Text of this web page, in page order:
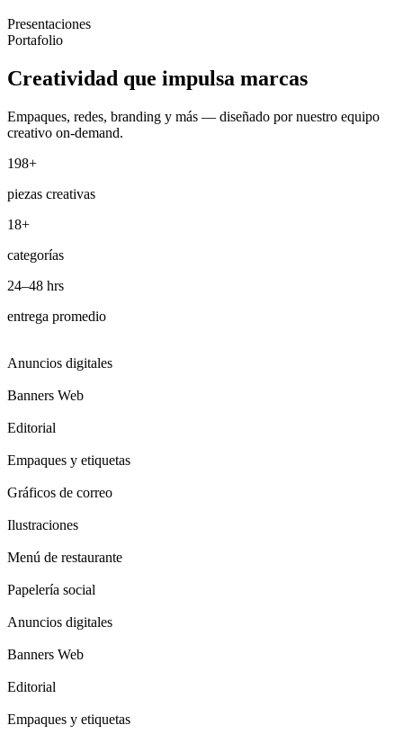
Presentaciones
Portafolio
Creatividad que impulsa marcas
Empaques, redes, branding y más — diseñado por nuestro equipo
creativo on-demand.
198+
piezas creativas
18+
categorías
24–48 hrs
entrega promedio
Anuncios digitales
Banners Web
Editorial
Empaques y etiquetas
Gráficos de correo
Ilustraciones
Menú de restaurante
Papelería social
Anuncios digitales
Banners Web
Editorial
Empaques y etiquetas